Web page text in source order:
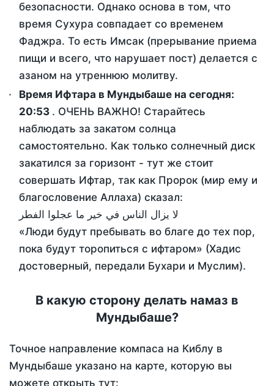
безопасности. Однако основа в том, что
время Сухура совпадает со временем
Фаджра. То есть Имсак (прерывание приема
пищи и всего, что нарушает пост) делается с
азаном на утреннюю молитву.
Время Ифтара в Мундыбаше на сегодня:
20:53 . ОЧЕНЬ ВАЖНО! Старайтесь
наблюдать за закатом солнца
самостоятельно. Как только солнечный диск
закатился за горизонт - тут же стоит
совершать Ифтар, так как Пророк (мир ему и
благословение Аллаха) сказал:
لا يزال الناس في خير ما عجلوا الفطر
«Люди будут пребывать во благе до тех пор,
пока будут торопиться с ифтаром» (Хадис
достоверный, передали Бухари и Муслим).
В какую сторону делать намаз в
Мундыбаше?
Точное направление компаса на Киблу в
Мундыбаше указано на карте, которую вы
можете открыть тут: